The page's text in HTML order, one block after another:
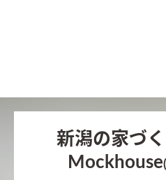
新潟の家づ
Mockhouse